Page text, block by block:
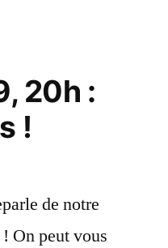
20h :
!
de notre
On peut vous